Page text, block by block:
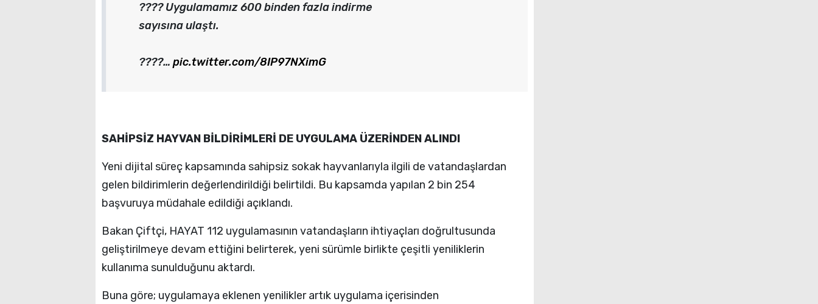
???? Uygulamamız 600 binden fazla indirme
sayısına ulaştı.
????…pic.twitter.com/8IP97NXimG
SAHİPSİZ HAYVAN BİLDİRİMLERİ DE UYGULAMA ÜZERİNDEN ALINDI
Yeni dijital süreç kapsamında sahipsiz sokak hayvanlarıyla ilgili de vatandaşlardan
gelen bildirimlerin değerlendirildiği belirtildi. Bu kapsamda yapılan 2 bin 254
başvuruya müdahale edildiği açıklandı.
Bakan Çiftçi, HAYAT 112 uygulamasının vatandaşların ihtiyaçları doğrultusunda
geliştirilmeye devam ettiğini belirterek, yeni sürümle birlikte çeşitli yeniliklerin
kullanıma sunulduğunu aktardı.
Buna göre; uygulamaya eklenen yenilikler artık uygulama içerisinden